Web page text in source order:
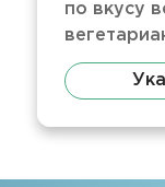
по вкусу